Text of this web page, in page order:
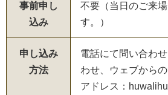
事前申し
込み
不要（当日のご来
す。）
申し込み
方法
電話にて問い合わ
わせ、ウェブから
アドレス：